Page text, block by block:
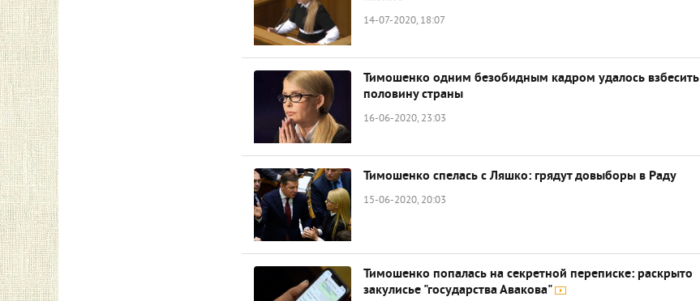
14-07-2020, 18:07
Тимошенко одним безобидным кадром удалось взбесить
половину страны
16-06-2020, 23:03
Тимошенко спелась с Ляшко: грядут довыборы в Раду
15-06-2020, 20:03
Тимошенко попалась на секретной переписке: раскрыто
закулисье "государства Авакова"